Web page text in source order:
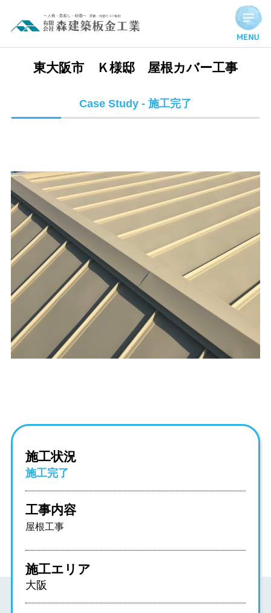
東大阪市 Ｋ様邸 屋根カバー工事 | 施工完了実績
東大阪市 Ｋ様邸 屋根カバー工事
Case Study - 施工完了
施工状況
施工完了
工事内容
屋根工事
施工エリア
大阪